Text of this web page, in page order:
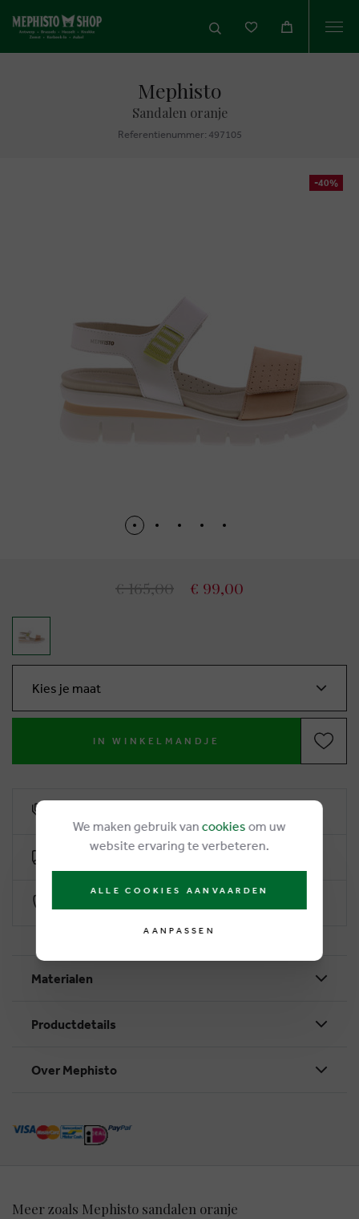
Mephisto
Sandalen oranje
Referentienummer: 497105
-40%
€ 165,00 € 99,00
Kies je maat
IN WINKELMANDJE
Gratis levering vanaf €50
Materialen
Productdetails
Over Mephisto
Meer zoals Mephisto sandalen oranje
We maken gebruik van cookies om uw
website ervaring te verbeteren.
ALLE COOKIES AANVAARDEN
AANPASSEN